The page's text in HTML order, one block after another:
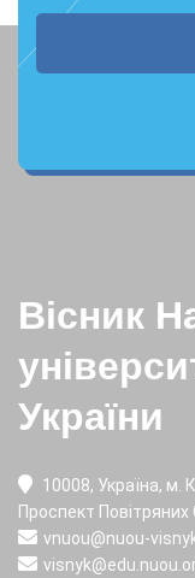
Вісник
України
10008, Україна, м.
Проспект Повітряних
vnuou@nuou-